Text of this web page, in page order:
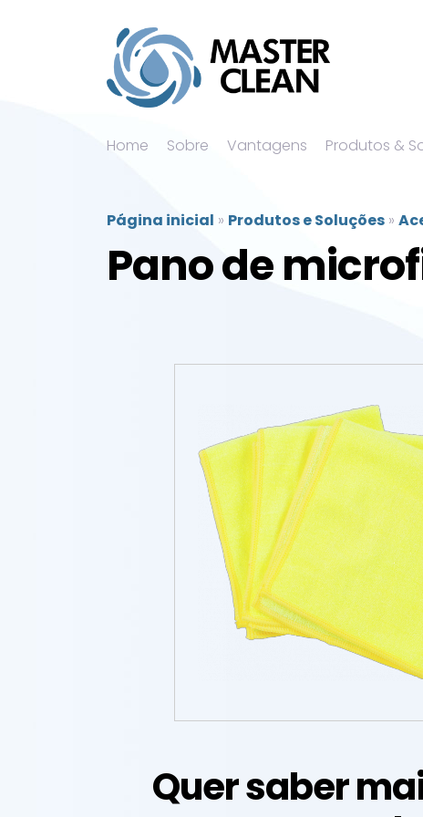
Home Sobre Vantagens Produtos &
Página inicial » Produtos e Soluções »
Pano de
Quer saber